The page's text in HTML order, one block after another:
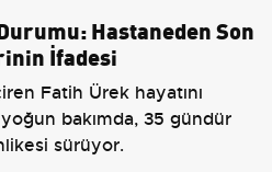
Hastaneden Son
İfadesi
Fatih Ürek hayatını
bakımda, 35 gündür
sürüyor.